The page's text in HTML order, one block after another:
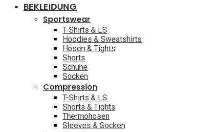
BEKLEIDUNG
Sportswear
T-Shirts & LS
Hoodies & Sweatshirts
Hosen & Tights
Shorts
Schuhe
Socken
Compression
T-Shirts & LS
Shorts & Tights
Thermohosen
Sleeves & Socken